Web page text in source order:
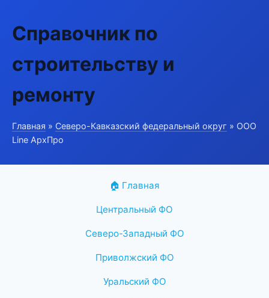
Справочник по
строительству и
ремонту
Главная » Северо-Кавказский федеральный округ » ООО
Line АрхПро
🏠 Главная
Центральный ФО
Северо-Западный ФО
Приволжский ФО
Уральский ФО